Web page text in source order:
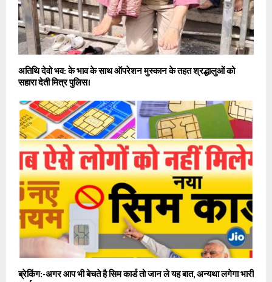
अतिथि देवो भव: के भाव के साथ ऑपरेशन मुस्कान के तहत श्रद्धालुओं को
सहारा देती मित्र पुलिस।
ब्रेकिंग:-अगर आप भी बेचते है सिम कार्ड तो जान ले यह बात, अन्यथा लगेगा भारी